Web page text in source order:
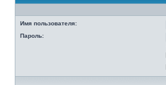
Имя пользователя:
Пароль: